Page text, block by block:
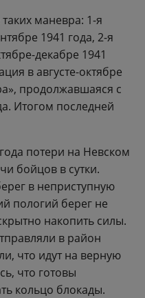
маневра: 1-я
1941 года, 2-я
декабре 1941
в августе-октябре
продолжавшаяся с
Итогом последней
потери на Невском
бойцов в сутки.
в неприступную
пологий берег не
накопить силы.
в район
что идут на верную
что готовы
кольцо блокады.